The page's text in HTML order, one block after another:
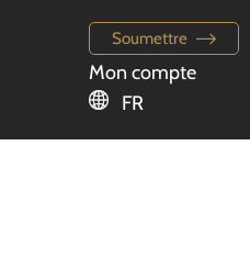
Soumettre
Mon compte
FR